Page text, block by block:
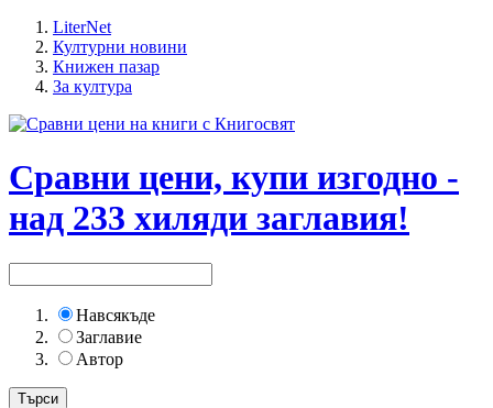
LiterNet
Културни новини
Книжен пазар
За култура
Сравни цени, купи изгодно -
над 233 хиляди заглавия!
Навсякъде
Заглавие
Автор